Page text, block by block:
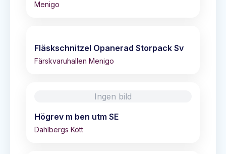
Menigo
Fläskschnitzel Opanerad Storpack Sv
Färskvaruhallen Menigo
Ingen bild
Högrev m ben utm SE
Dahlbergs Kött